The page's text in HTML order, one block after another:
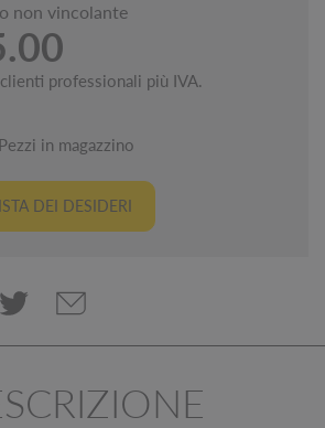
non vincolante
professionali più IVA.
in magazzino
DEI DESIDERI